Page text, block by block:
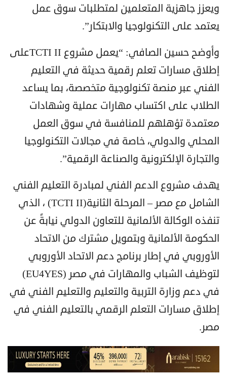
ويعزز جاهزية المتعلمين لمتطلبات سوق عمل
يعتمد على التكنولوجيا والابتكار”.
وأوضح حسين الصافي: “يعمل مشروع TCTI IIعلى
إطلاق مسارات تعلم رقمية حديثة في التعليم
الفني عبر منصة تكنولوجية متخصصة، بما يساعد
الطلاب على اكتساب مهارات عملية وشهادات
معتمدة تؤهلهم للمنافسة في سوق العمل
المحلي والدولي، خاصة في مجالات التكنولوجيا
والتجارة الإلكترونية والصناعة الرقمية”.
يهدف مشروع الدعم الفني لمبادرة التعليم الفني
الشامل مع مصر – المرحلة الثانية(TCTI II) ، الذي
تنفذه الوكالة الألمانية للتعاون الدولي نيابةً عن
الحكومة الألمانية وبتمويل مشترك من الاتحاد
الأوروبي في إطار برنامج دعم الاتحاد الأوروبي
لتوظيف الشباب والمهارات في مصر (EU4YES)
في دعم وزارة التربية والتعليم والتعليم الفني في
إطلاق مسارات التعلم الرقمي بالتعليم الفني في
مصر.